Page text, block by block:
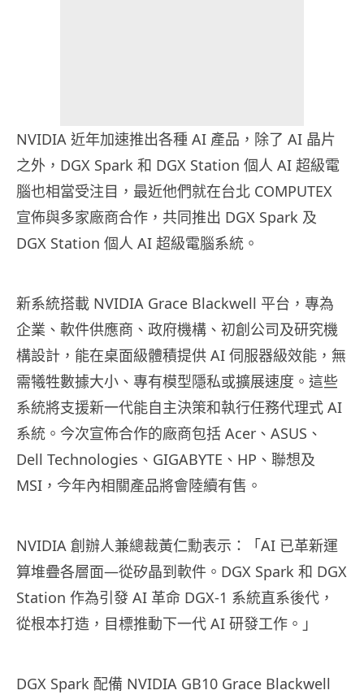
NVIDIA 近年加速推出各種 AI 產品，除了 AI 晶片
之外，DGX Spark 和 DGX Station 個人 AI 超級電
腦也相當受注目，最近他們就在台北 COMPUTEX
宣佈與多家廠商合作，共同推出 DGX Spark 及
DGX Station 個人 AI 超級電腦系統。
新系統搭載 NVIDIA Grace Blackwell 平台，專為
企業、軟件供應商、政府機構、初創公司及研究機
構設計，能在桌面級體積提供 AI 伺服器級效能，無
需犧牲數據大小、專有模型隱私或擴展速度。這些
系統將支援新一代能自主決策和執行任務代理式 AI
系統。今次宣佈合作的廠商包括 Acer、ASUS、
Dell Technologies、GIGABYTE、HP、聯想及
MSI，今年內相關產品將會陸續有售。
NVIDIA 創辦人兼總裁黃仁勳表示：「AI 已革新運
算堆疊各層面—從矽晶到軟件。DGX Spark 和 DGX
Station 作為引發 AI 革命 DGX-1 系統直系後代，
從根本打造，目標推動下一代 AI 研發工作。」
DGX Spark 配備 NVIDIA GB10 Grace Blackwell